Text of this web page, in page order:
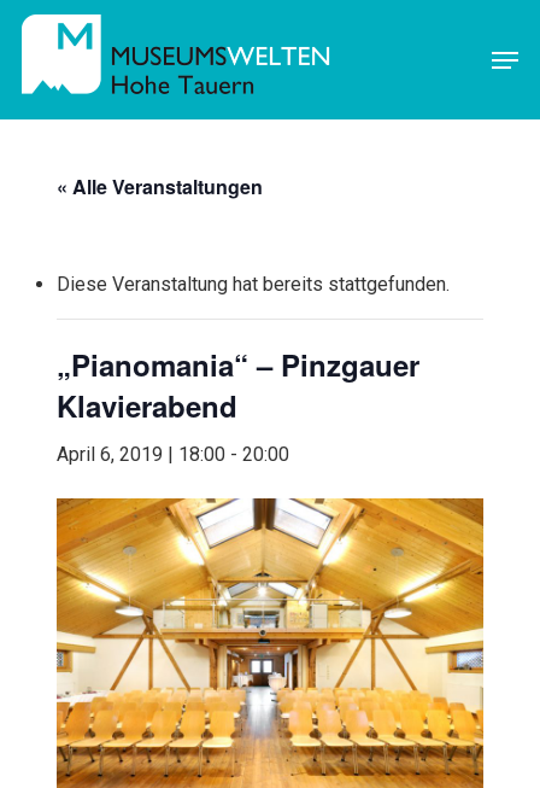
Skip
main
« Alle Veranstaltungen
Diese Veranstaltung hat bereits stattgefunden.
„Pianomania“ – Pinzgauer
Klavierabend
April 6, 2019 | 18:00- 20:00